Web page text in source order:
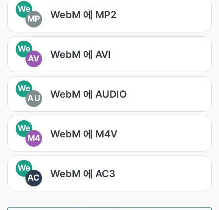
We
MP
WebM 에 MP2
We
AV
WebM 에 AVI
We
AU
WebM 에 AUDIO
We
M4
WebM 에 M4V
We
AC
WebM 에 AC3